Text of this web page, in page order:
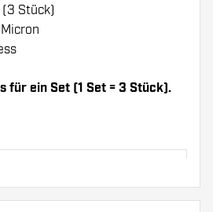
(3 Stück)
für ein Set (1 Set = 3 Stück).
Ersatz Flights und
sich durch Gebrauch